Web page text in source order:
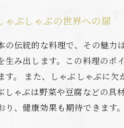
ゃぶしゃぶの世界への扉
の伝統的な料理で、その魅
生み出します。この料理の
す。 また、しゃぶしゃぶに
しゃぶは野菜や豆腐などの具
り、健康効果も期待できま